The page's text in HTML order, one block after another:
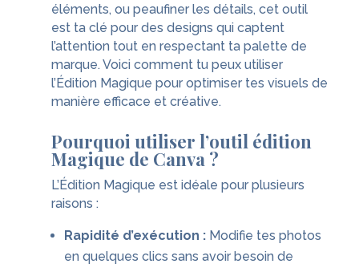
éléments, ou peaufiner les détails, cet outil
est ta clé pour des designs qui captent
l’attention tout en respectant ta palette de
marque. Voici comment tu peux utiliser
l’Édition Magique pour optimiser tes visuels de
manière efficace et créative.
Pourquoi utiliser l’outil édition
Magique de Canva ?
L’Édition Magique est idéale pour plusieurs
raisons :
Rapidité d’exécution :Modifie tes photos
en quelques clics sans avoir besoin de